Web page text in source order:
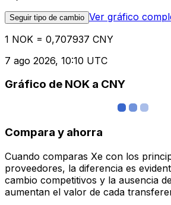
Seguir tipo de cambio Ver gráfico
1 NOK = 0,707937 CNY
7 ago 2026, 10:10 UTC
Gráfico de NOK a CNY
Compara y ahorra
Cuando comparas Xe con los
proveedores, la diferencia es
cambio competitivos y la ausencia
aumentan el valor de cada